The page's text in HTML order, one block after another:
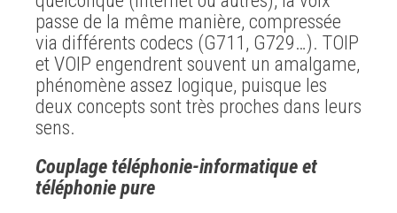
passe de la même manière, compressée
via différents codecs (G711, G729…). TOIP
et VOIP engendrent souvent un amalgame,
phénomène assez logique, puisque les
deux concepts sont très proches dans leurs
sens.
Couplage téléphonie-informatique et
téléphonie pure